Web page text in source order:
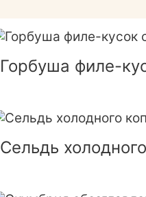
Горбуша филе-
Сельдь